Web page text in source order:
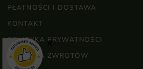
PŁATNOŚCI I DOSTAWA
KONTAKT
POLITYKA PRYWATNOŚCI
POLITYKA ZWROTÓW
×